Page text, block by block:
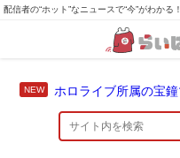
配信者の“ホット”なニュースで“今”がわかる！